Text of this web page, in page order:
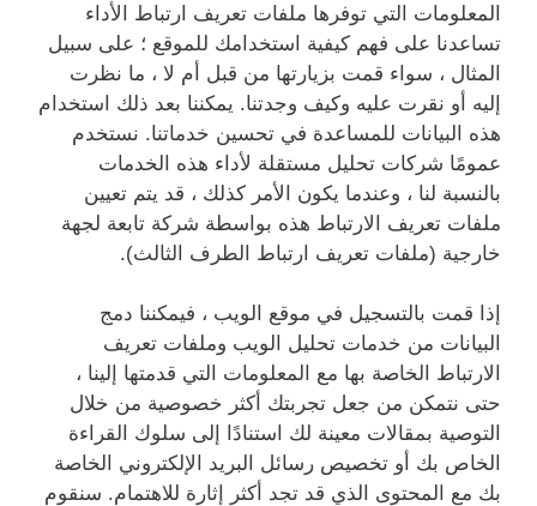
المعلومات التي توفرها ملفات تعريف ارتباط الأداء
تساعدنا على فهم كيفية استخدامك للموقع ؛ على سبيل
المثال ، سواء قمت بزيارتها من قبل أم لا ، ما نظرت
إليه أو نقرت عليه وكيف وجدتنا. يمكننا بعد ذلك استخدام
هذه البيانات للمساعدة في تحسين خدماتنا. نستخدم
عمومًا شركات تحليل مستقلة لأداء هذه الخدمات
بالنسبة لنا ، وعندما يكون الأمر كذلك ، قد يتم تعيين
ملفات تعريف الارتباط هذه بواسطة شركة تابعة لجهة
خارجية (ملفات تعريف ارتباط الطرف الثالث).
إذا قمت بالتسجيل في موقع الويب ، فيمكننا دمج
البيانات من خدمات تحليل الويب وملفات تعريف
الارتباط الخاصة بها مع المعلومات التي قدمتها إلينا ،
حتى نتمكن من جعل تجربتك أكثر خصوصية من خلال
التوصية بمقالات معينة لك استنادًا إلى سلوك القراءة
الخاص بك أو تخصيص رسائل البريد الإلكتروني الخاصة
بك مع المحتوى الذي قد تجد أكثر إثارة للاهتمام. سنقوم